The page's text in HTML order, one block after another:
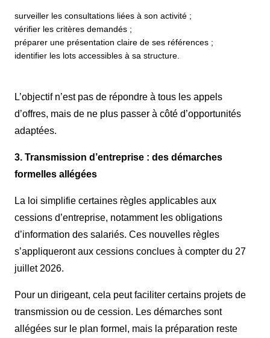
surveiller les consultations liées à son activité ;
vérifier les critères demandés ;
préparer une présentation claire de ses références ;
identifier les lots accessibles à sa structure.
L’objectif n’est pas de répondre à tous les appels
d’offres, mais de ne plus passer à côté d’opportunités
adaptées.
3. Transmission d’entreprise : des démarches
formelles allégées
La loi simplifie certaines règles applicables aux
cessions d’entreprise, notamment les obligations
d’information des salariés. Ces nouvelles règles
s’appliqueront aux cessions conclues à compter du 27
juillet 2026.
Pour un dirigeant, cela peut faciliter certains projets de
transmission ou de cession. Les démarches sont
allégées sur le plan formel, mais la préparation reste